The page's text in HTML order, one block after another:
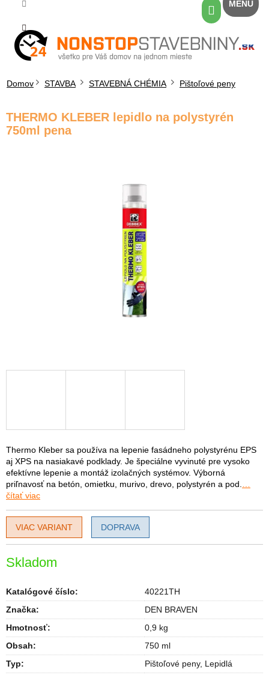
obsah
Nákupný
košík
Domov STAVBA STAVEBNÁ CHÉMIA Pištoľové peny
THERMO KLEBER lepidlo na polystyrén
750ml pena
Skladom
Thermo Kleber sa používa na lepenie fasádneho polystyrénu EPS
aj XPS na nasiakavé podklady. Je špeciálne vyvinuté pre vysoko
efektívne lepenie a montáž izolačných systémov. Výborná
priľnavosť na betón, omietku, murivo, drevo, polystyrén a pod.
čítať viac
Katalógové číslo:
40221TH
Značka:
DEN BRAVEN
Hmotnosť:
0,9 kg
Obsah:
750 ml
Typ: Pištoľové peny, Lepidlá
VIAC VARIANT DOPRAVA